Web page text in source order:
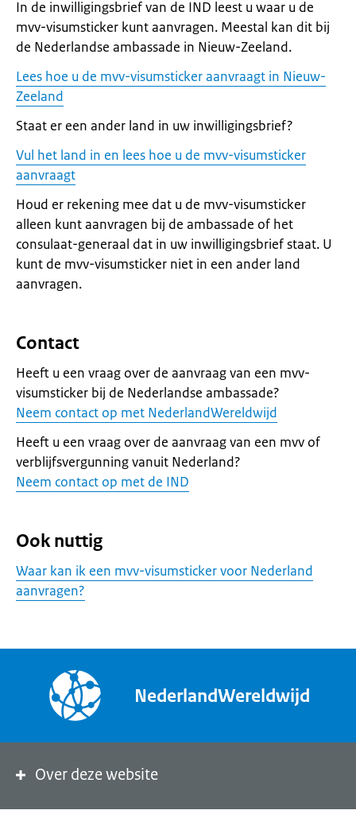
In de inwilligingsbrief van de IND leest u waar u de
mvv-visumsticker kunt aanvragen. Meestal kan dit bij
de Nederlandse ambassade in Nieuw-Zeeland.
Lees hoe u de mvv-visumsticker aanvraagt in Nieuw-
Zeeland
Staat er een ander land in uw inwilligingsbrief?
Vul het land in en lees hoe u de mvv-visumsticker
aanvraagt
Houd er rekening mee dat u de mvv-visumsticker
alleen kunt aanvragen bij de ambassade of het
consulaat-generaal dat in uw inwilligingsbrief staat. U
kunt de mvv-visumsticker niet in een ander land
aanvragen.
Contact
Heeft u een vraag over de aanvraag van een mvv-
visumsticker bij de Nederlandse ambassade?
Neem contact op met NederlandWereldwijd
Heeft u een vraag over de aanvraag van een mvv of
verblijfsvergunning vanuit Nederland?
Neem contact op met de IND
Ook nuttig
Waar kan ik een mvv-visumsticker voor Nederland
aanvragen?
NederlandWereldwijd
Over deze website